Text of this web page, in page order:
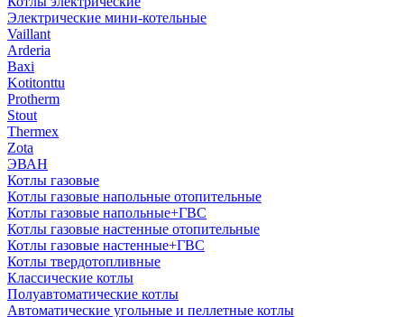
Электрические мини-котельные
Vaillant
Arderia
Baxi
Kotitonttu
Protherm
Stout
Thermex
Zota
ЭВАН
Котлы газовые
Котлы газовые напольные отопительные
Котлы газовые напольные+ГВС
Котлы газовые настенные отопительные
Котлы газовые настенные+ГВС
Котлы твердотопливные
Классические котлы
Полуавтоматические котлы
Автоматические угольные и пеллетные котлы